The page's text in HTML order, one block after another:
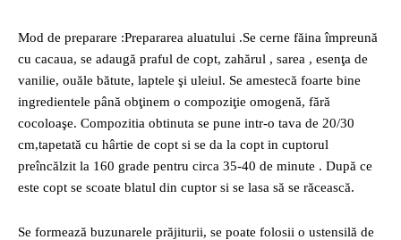
Mod de preparare :Prepararea aluatului .Se cerne făina împreună
cu cacaua, se adaugă praful de copt, zahărul , sarea , esenţa de
vanilie, ouăle bătute, laptele şi uleiul. Se amestecă foarte bine
ingredientele până obţinem o compoziţie omogenă, fără
cocoloaşe. Compozitia obtinuta se pune intr-o tava de 20/30
cm,tapetată cu hârtie de copt si se da la copt in cuptorul
preîncălzit la 160 grade pentru circa 35-40 de minute . După ce
este copt se scoate blatul din cuptor si se lasa să se răcească.
Se formează buzunarele prăjiturii, se poate folosii o ustensilă de